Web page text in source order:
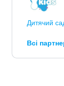
Дитячий
Всі